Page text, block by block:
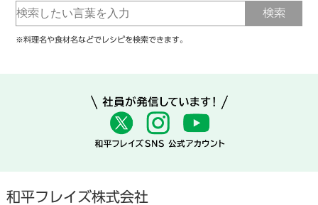
※料理名や食材名などでレシピを検索できます。
和平フレイズ株式会社